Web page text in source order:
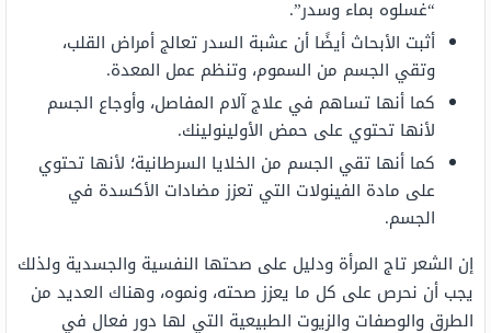
“غسلوه بماء وسدر”.
أثبت الأبحاث أيضًا أن عشبة السدر تعالج أمراض القلب،
وتقي الجسم من السموم، وتنظم عمل المعدة.
كما أنها تساهم في علاج آلام المفاصل، وأوجاع الجسم
لأنها تحتوي على حمض الأولينولينك.
كما أنها تقي الجسم من الخلايا السرطانية؛ لأنها تحتوي
على مادة الفينولات التي تعزز مضادات الأكسدة في
الجسم.
إن الشعر تاج المرأة ودليل على صحتها النفسية والجسدية ولذلك
يجب أن نحرص على كل ما يعزز صحته، ونموه، وهناك العديد من
الطرق والوصفات والزيوت الطبيعية التي لها دور فعال في